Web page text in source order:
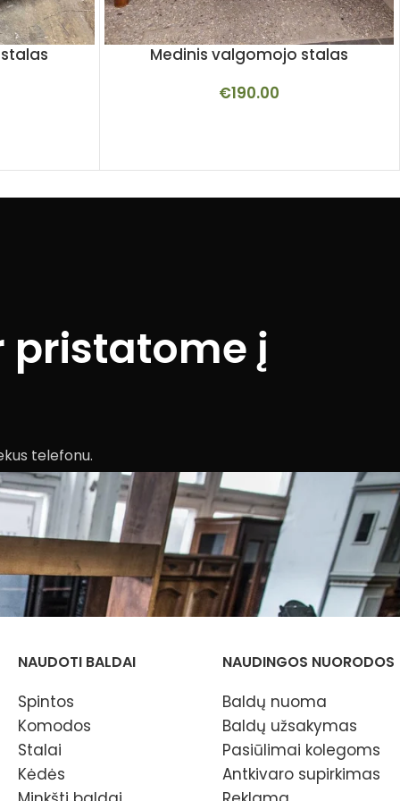
Medinis valgomojo stalas
€190.00
pristatome į
telefonu.
NAUDOTI BALDAI
Spintos
Komodos
Stalai
Kėdės
NAUDINGOS NUORODOS
Baldų nuoma
Baldų užsakymas
Pasiūlimai kolegoms
Antkivaro supirkimas